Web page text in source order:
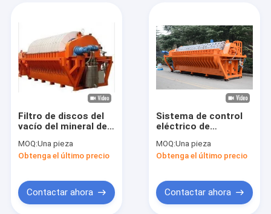
Filtro de discos del
vacío del mineral de
de la eficacia alta 30
M2 de favorable al
MOQ:Una pieza
Obtenga el último precio
Contactar ahora
Sistema de control
eléctrico de
cerámica poroso
micro del equipo del
MOQ:Una pieza
Obtenga el último precio
Contactar ahora